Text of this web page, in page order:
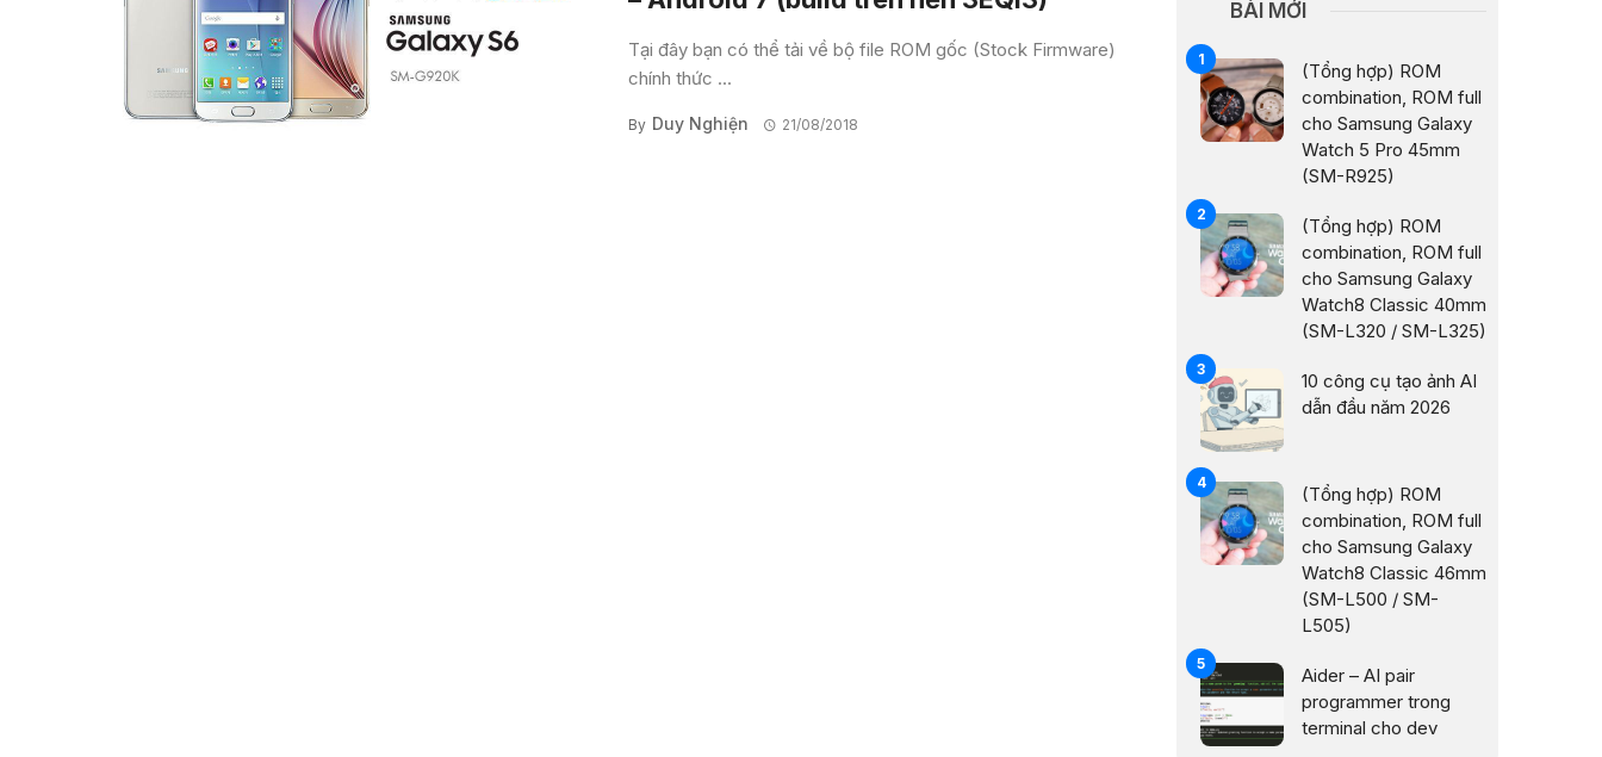
Tại đây bạn có thể tải về bộ file ROM gốc (Stock Firmware)
chính thức ...
By Duy Nghiện 21/08/2018
BÀI MỚI
(Tổng hợp) ROM
combination, ROM full
cho Samsung Galaxy
Watch 5 Pro 45mm
(SM-R925)
(Tổng hợp) ROM
combination, ROM full
cho Samsung Galaxy
Watch8 Classic 40mm
(SM-L320 / SM-L325)
10 công cụ tạo ảnh AI
dẫn đầu năm 2026
(Tổng hợp) ROM
combination, ROM full
cho Samsung Galaxy
Watch8 Classic 46mm
(SM-L500 / SM-
L505)
Aider – AI pair
programmer trong
terminal cho dev